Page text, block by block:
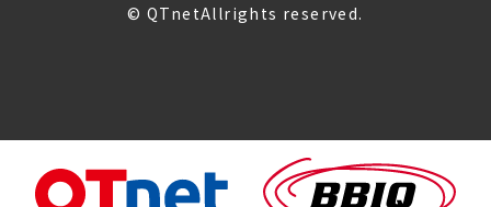
© QTnetAllrights reserved.